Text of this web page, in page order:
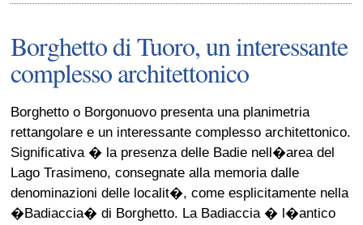
Borghetto di Tuoro, un interessante
complesso architettonico
Borghetto o Borgonuovo presenta una planimetria
rettangolare e un interessante complesso architettonico.
Significativa � la presenza delle Badie nell�area del
Lago Trasimeno, consegnate alla memoria dalle
denominazioni delle localit�, come esplicitamente nella
�Badiaccia� di Borghetto. La Badiaccia � l�antico